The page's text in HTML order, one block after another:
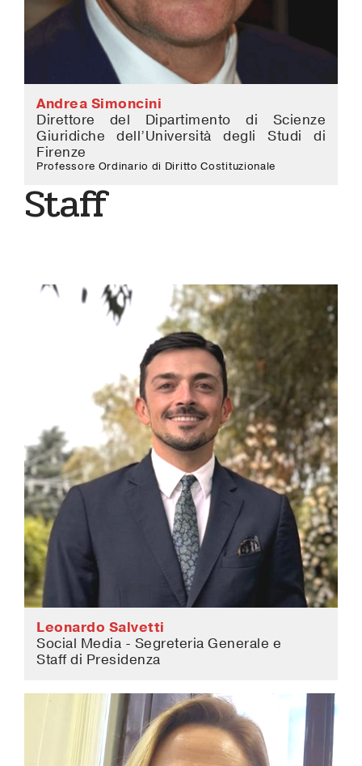
Andrea Simoncini
Direttore del Dipartimento di Scienze
Giuridiche dell’Università degli Studi di
Firenze
Professore Ordinario di Diritto Costituzionale
Staff
Leonardo Salvetti
Social Media - Segreteria Generale e
Staff di Presidenza